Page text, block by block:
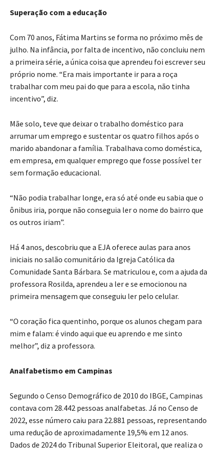
Superação com a educação
Com 70 anos, Fátima Martins se forma no próximo mês de
julho. Na infância, por falta de incentivo, não concluiu nem
a primeira série, a única coisa que aprendeu foi escrever seu
próprio nome. “Era mais importante ir para a roça
trabalhar com meu pai do que para a escola, não tinha
incentivo”, diz.
Mãe solo, teve que deixar o trabalho doméstico para
arrumar um emprego e sustentar os quatro filhos após o
marido abandonar a família. Trabalhava como doméstica,
em empresa, em qualquer emprego que fosse possível ter
sem formação educacional.
“Não podia trabalhar longe, era só até onde eu sabia que o
ônibus iria, porque não conseguia ler o nome do bairro que
os outros iriam”.
Há 4 anos, descobriu que a EJA oferece aulas para anos
iniciais no salão comunitário da Igreja Católica da
Comunidade Santa Bárbara. Se matriculou e, com a ajuda da
professora Rosilda, aprendeu a ler e se emocionou na
primeira mensagem que conseguiu ler pelo celular.
“O coração fica quentinho, porque os alunos chegam para
mim e falam: é vindo aqui que eu aprendo e me sinto
melhor”, diz a professora.
Analfabetismo em Campinas
Segundo o Censo Demográfico de 2010 do IBGE, Campinas
contava com 28.442 pessoas analfabetas. Já no Censo de
2022, esse número caiu para 22.881 pessoas, representando
uma redução de aproximadamente 19,5% em 12 anos.
Dados de 2024 do Tribunal Superior Eleitoral, que realiza o